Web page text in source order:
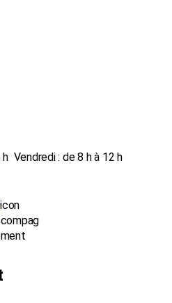
h Vendredi : de 8 h à 12 h